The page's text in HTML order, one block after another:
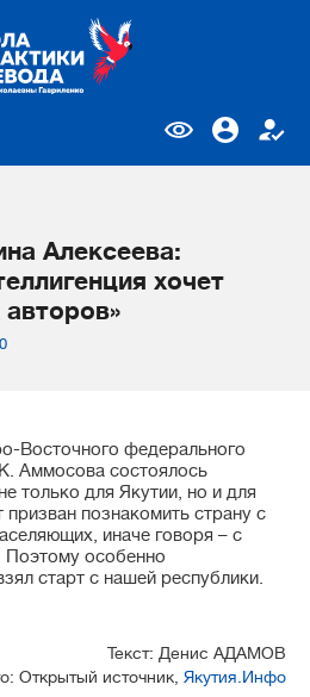
Алексеева:
хочет
авторов»
Восточного федерального
Аммосова состоялось
только для Якутии, но и для
познакомить страну с
иначе говоря – с
Поэтому особенно
старт с нашей республики.
Текст: Денис АДАМОВ
Открытый источник, Якутия.Инфо